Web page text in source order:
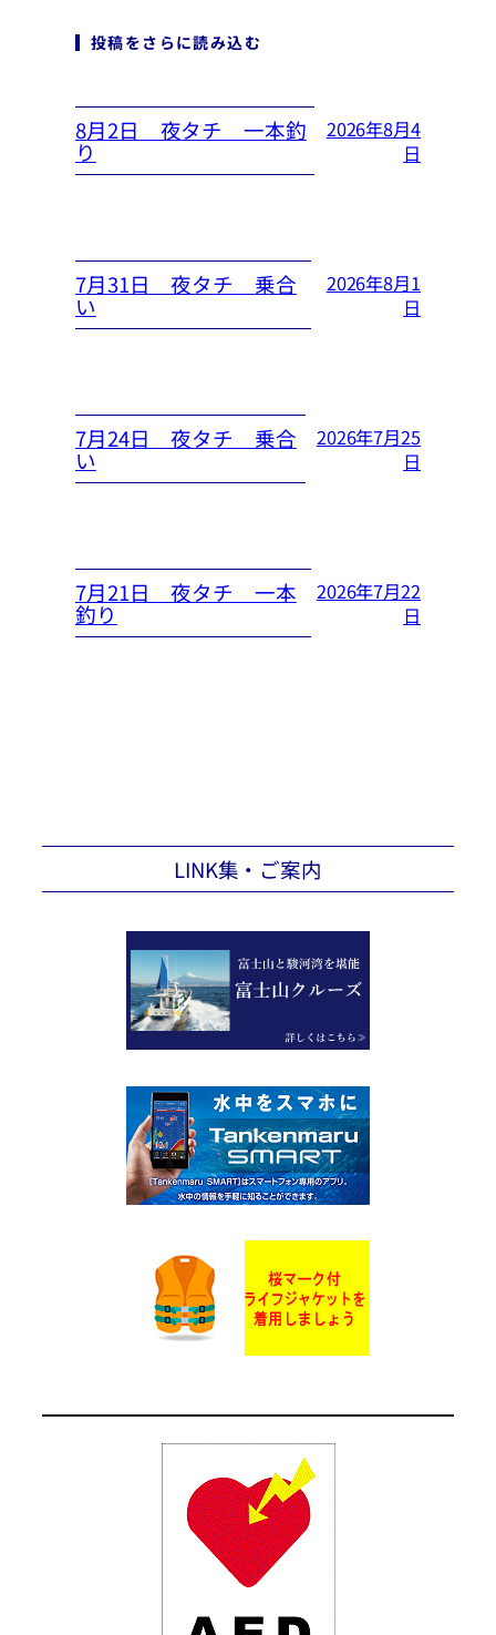
投稿をさらに読み込む
8月2日 夜タチ 一本釣
り
2026年8月4
日
7月31日 夜タチ 乗合
い
2026年8月1
日
7月24日 夜タチ 乗合
い
2026年7月25
日
7月21日 夜タチ 一本
釣り
2026年7月22
日
LINK集・ご案内